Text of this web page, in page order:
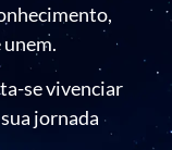
unem.
se vivenciar
jornada